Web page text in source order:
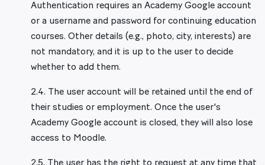
Authentication requires an Academy Google account
or a username and password for continuing education
courses. Other details (e.g., photo, city, interests) are
not mandatory, and it is up to the user to decide
whether to add them.
2.4. The user account will be retained until the end of
their studies or employment. Once the user's
Academy Google account is closed, they will also lose
access to Moodle.